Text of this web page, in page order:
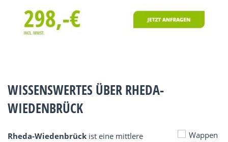
WISSENSWERTES ÜBER RHEDA-
WIEDENBRÜCK
Rheda-Wiedenbrück ist eine mittlere